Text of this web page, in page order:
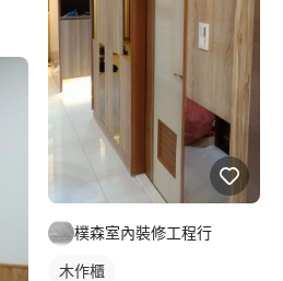
樸森室內裝修工程行
木作櫃